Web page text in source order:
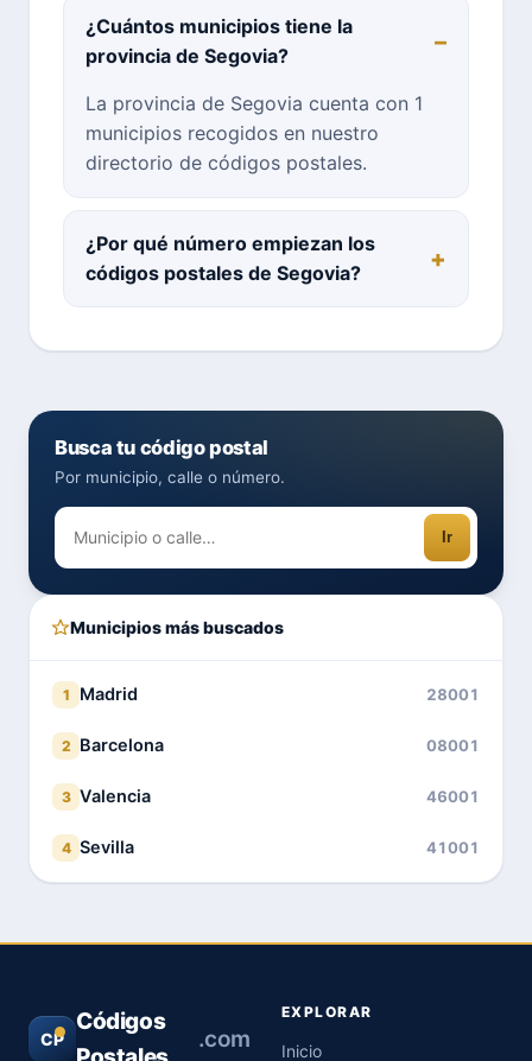
¿Cuántos municipios tiene la
provincia de Segovia?
La provincia de Segovia cuenta con 1
municipios recogidos en nuestro
directorio de códigos postales.
¿Por qué número empiezan los
códigos postales de Segovia?
Busca tu código postal
Por municipio, calle o número.
Ir
Municipios más buscados
1 Madrid 28001
2 Barcelona 08001
3 Valencia 46001
4 Sevilla 41001
CP
Códigos
.com
EXPLORAR
Inicio